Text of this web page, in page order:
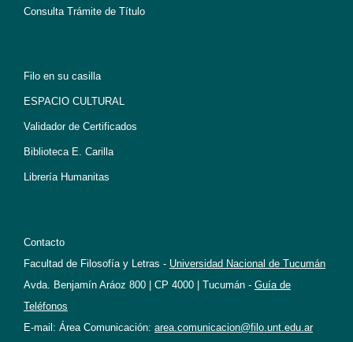
Consulta Trámite de Título
Filo en su casilla
ESPACIO CULTURAL
Validador de Certificados
Biblioteca E. Carilla
Librería Humanitas
Contacto
Facultad de Filosofía y Letras - Universidad Nacional de Tucumán
Avda. Benjamín Aráoz 800 | CP 4000 | Tucumán - Guía de
Teléfonos
E-mail: Área Comunicación: area.comunicacion@filo.unt.edu.ar